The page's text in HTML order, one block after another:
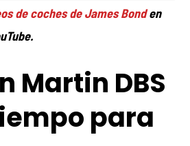
de coches de James Bonden
Martin DBS
para